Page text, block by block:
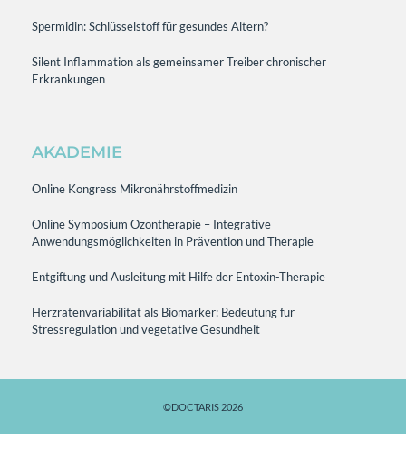
Spermidin: Schlüsselstoff für gesundes Altern?
Silent Inflammation als gemeinsamer Treiber chronischer
Erkrankungen
AKADEMIE
Online Kongress Mikronährstoffmedizin
Online Symposium Ozontherapie – Integrative
Anwendungsmöglichkeiten in Prävention und Therapie
Entgiftung und Ausleitung mit Hilfe der Entoxin-Therapie
Herzratenvariabilität als Biomarker: Bedeutung für
Stressregulation und vegetative Gesundheit
©DOCTARIS 2026